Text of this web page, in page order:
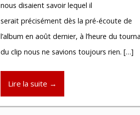
nous disaient savoir lequel il
serait précisément dès la pré-écoute de
l’album en août dernier, à l’heure du
du clip nous ne savions toujours rien. […]
Lire la suite →